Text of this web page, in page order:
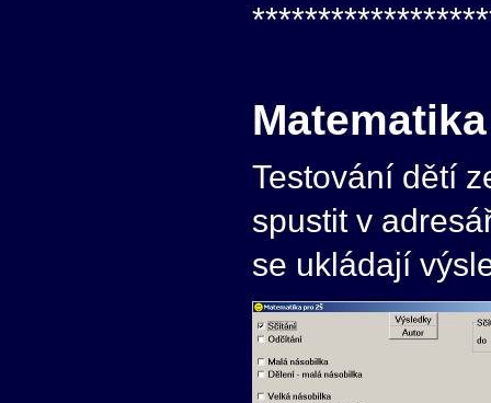
Testování dětí
spustit v
se ukládají